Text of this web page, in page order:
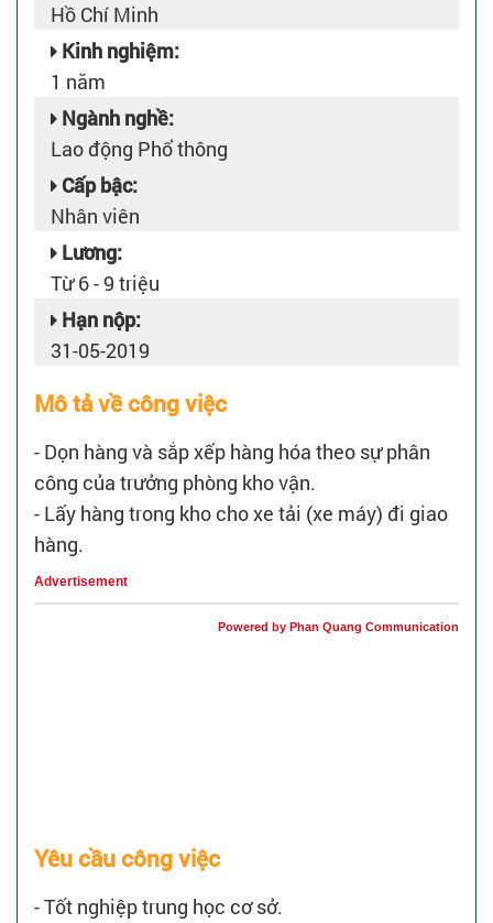
Hồ Chí Minh
Kinh nghiệm:
1 năm
Ngành nghề:
Lao động Phổ thông
Cấp bậc:
Nhân viên
Lương:
Từ 6 - 9 triệu
Hạn nộp:
31-05-2019
Mô tả về công việc
- Dọn hàng và sắp xếp hàng hóa theo sự phân
công của trưởng phòng kho vận.
- Lấy hàng trong kho cho xe tải (xe máy) đi giao
hàng.
Advertisement
Powered by Phan Quang Communication
Yêu cầu công việc
- Tốt nghiệp trung học cơ sở.